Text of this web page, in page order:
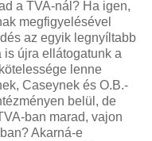
a TVA-nál? Ha igen,
megfigyelésével
az egyik legnyíltabb
is újra ellátogatunk a
lenne
Caseynek és O.B.-
belül, de
ban marad, vajon
Akarná-e